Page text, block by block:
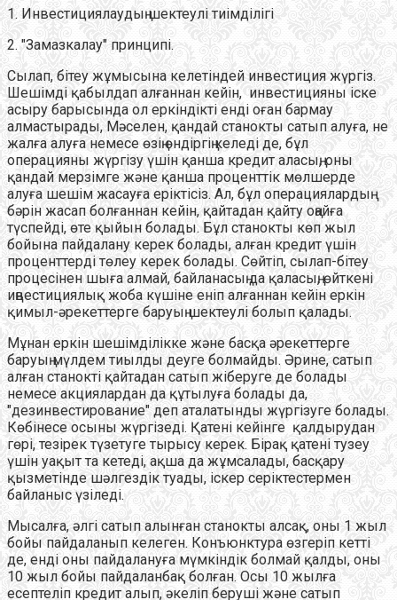
1. Инвестициялаудың шектеулі тиімділігі
2. "Замазкалау" принципі.
Сылап, бітеу жұмысына келетіндей инвестиция жүргіз.
Шешімді қабылдап алғаннан кейін, инвестицияны іске
асыру барысында ол еркіндікті енді оған бармау
алмастырады, Мәселен, қандай станокты сатып алуға, не
жалға алуға немесе өзің өндіргің келеді де, бұл
операцияны жүргізу үшін қанша кредит аласың, оны
қандай мерзімге және қанша проценттік мөлшерде
алуға шешім жасауға еріктісіз. Ал, бұл операциялардың
бәрін жасап болғаннан кейін, қайтадан қайту оңайға
түспейді, өте қыйын болады. Бұл станокты көп жыл
бойына пайдалану керек болады, алған кредит үшін
проценттерді төлеу керек болады. Сөйтіп, сылап-бітеу
процесінен шыға алмай, байланасың да қаласың, өйткені
иңвестициялық жоба күшіне еніп алғаннан кейін еркін
қимыл-әрекеттерге баруың шектеулі болып қалады.
Мұнан еркін шешімділікке және басқа әрекеттерге
баруың мүлдем тиылды деуге болмайды. Әрине, сатып
алған станокті қайтадан сатып жіберуге де болады
немесе акциялардан да құтылуға болады да,
"дезинвестирование" деп аталатынды жүргізуге болады.
Көбінесе осыны жүргізеді. Қатені кейінге қалдырудан
гөрі, тезірек түзетуге тырысу керек. Бірақ қатені тузеу
үшін уақыт та кетеді, ақша да жұмсалады, басқару
қызметінде шәлгездік туады, іскер серіктестермен
байланыс үзіледі.
Мысалға, әлгі сатып алынған станокты алсақ, оны 1 жыл
бойы пайдаланып келеген. Конъюнктура өзгеріп кетті
де, енді оны пайдалануға мүмкіндік болмай қалды, оны
10 жыл бойы пайдаланбақ болған. Осы 10 жылға
есептеліп кредит алып, әкеліп беруші және сатып